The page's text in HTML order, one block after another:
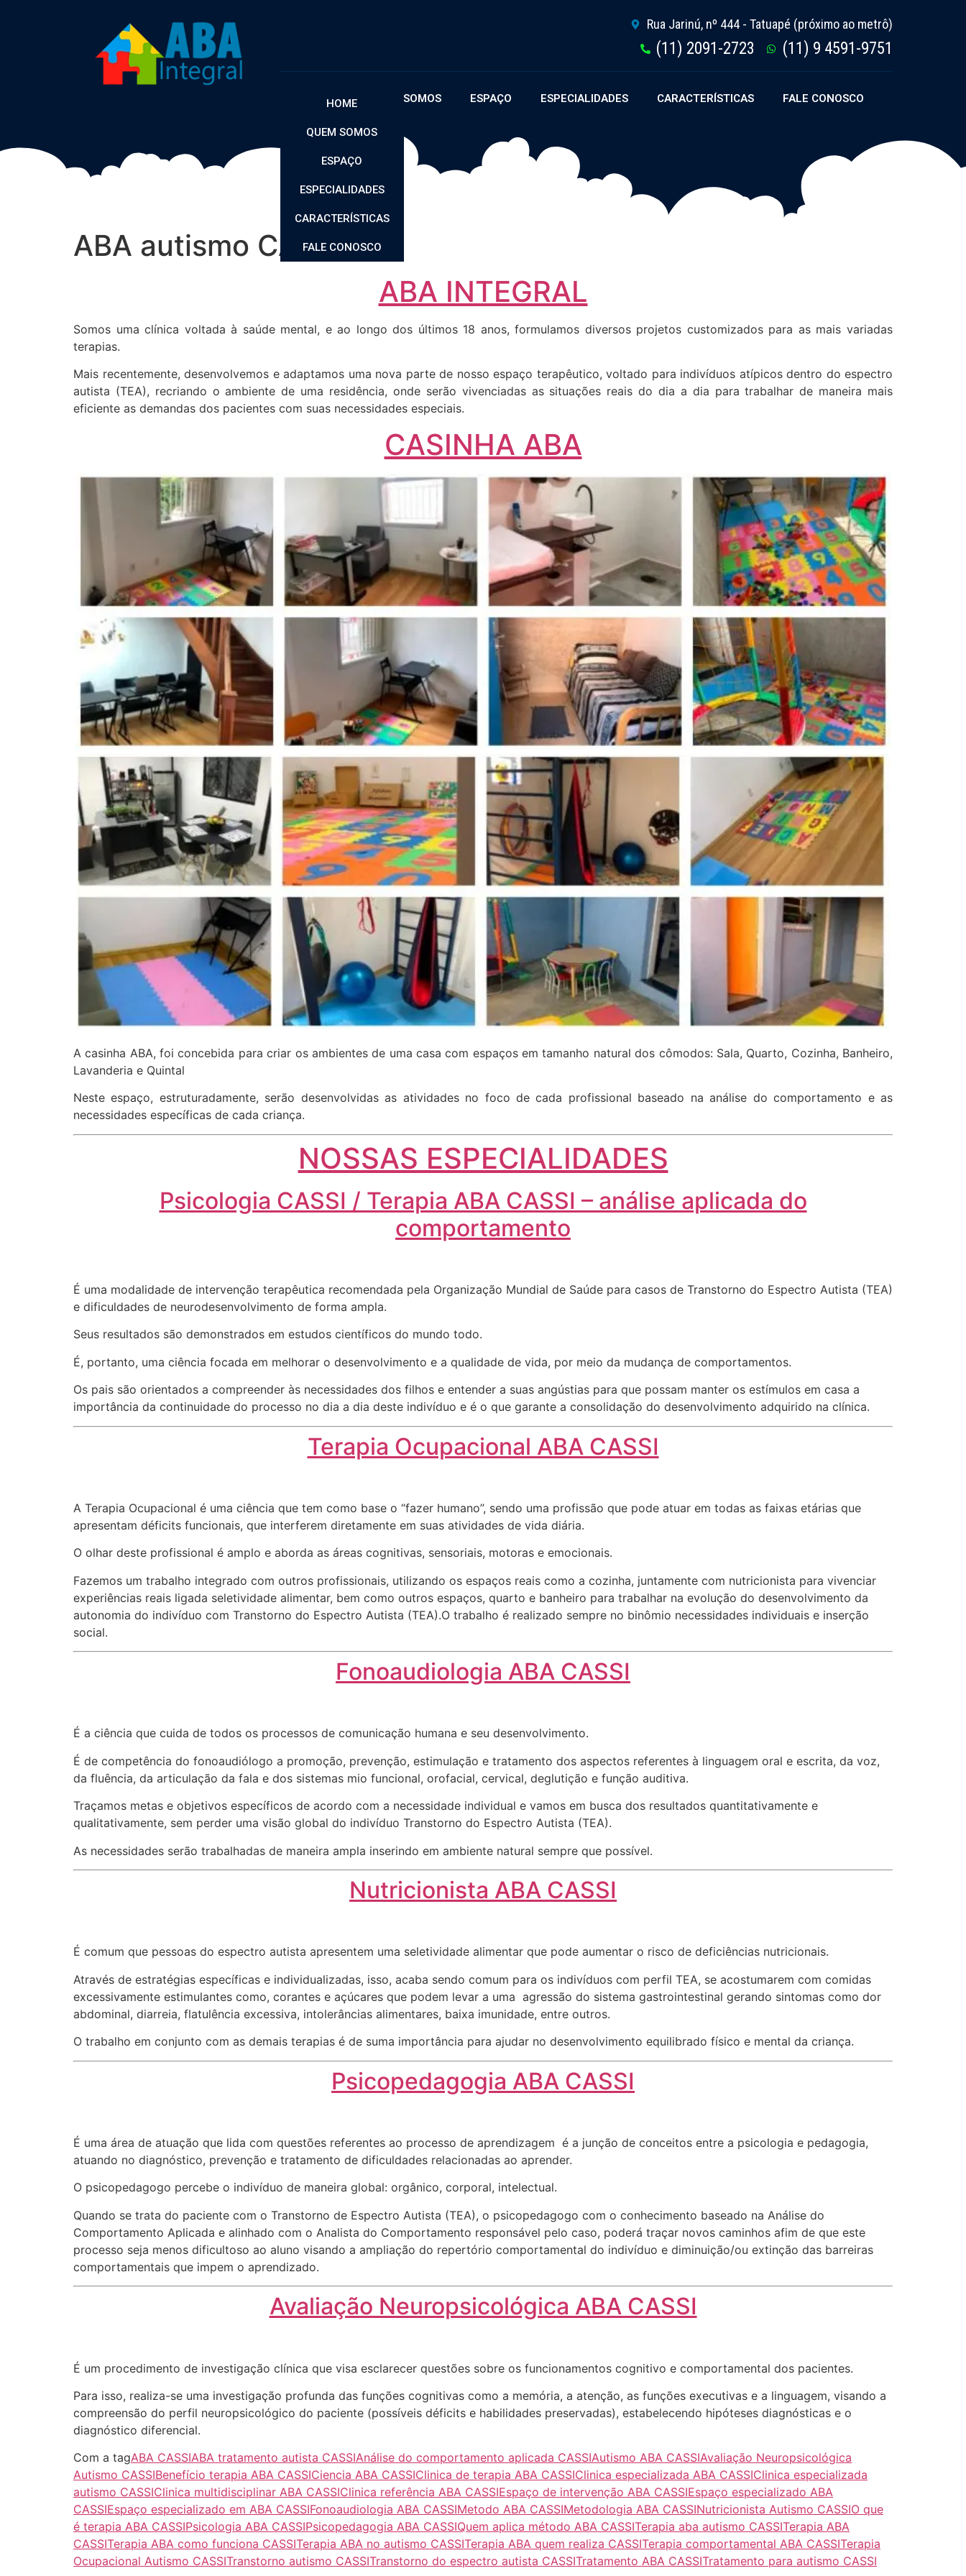
Rua Jarinú, nº 444 - Tatuapé (próximo ao metrô)
(11) 2091-2723 (11) 9 4591-9751
HOME QUEM SOMOS ESPAÇO ESPECIALIDADES CARACTERÍSTICAS FALE CONOSCO
HOME
QUEM SOMOS
ESPAÇO
ESPECIALIDADES
CARACTERÍSTICAS
FALE CONOSCO
ABA autismo CASSI
ABA INTEGRAL
Somos uma clínica voltada à saúde mental, e ao longo dos últimos 18 anos, formulamos diversos projetos customizados para as mais variadas
terapias.
Mais recentemente, desenvolvemos e adaptamos uma nova parte de nosso espaço terapêutico, voltado para indivíduos atípicos dentro do espectro
autista (TEA), recriando o ambiente de uma residência, onde serão vivenciadas as situações reais do dia a dia para trabalhar de maneira mais
eficiente as demandas dos pacientes com suas necessidades especiais.
CASINHA ABA
A casinha ABA, foi concebida para criar os ambientes de uma casa com espaços em tamanho natural dos cômodos: Sala, Quarto, Cozinha, Banheiro,
Lavanderia e Quintal
Neste espaço, estruturadamente, serão desenvolvidas as atividades no foco de cada profissional baseado na análise do comportamento e as
necessidades específicas de cada criança.
NOSSAS ESPECIALIDADES
Psicologia CASSI / Terapia ABA CASSI – análise aplicada do
comportamento
É uma modalidade de intervenção terapêutica recomendada pela Organização Mundial de Saúde para casos de Transtorno do Espectro Autista (TEA)
e dificuldades de neurodesenvolvimento de forma ampla.
Seus resultados são demonstrados em estudos científicos do mundo todo.
É, portanto, uma ciência focada em melhorar o desenvolvimento e a qualidade de vida, por meio da mudança de comportamentos.
Os pais são orientados a compreender às necessidades dos filhos e entender a suas angústias para que possam manter os estímulos em casa a
importância da continuidade do processo no dia a dia deste indivíduo e é o que garante a consolidação do desenvolvimento adquirido na clínica.
Terapia Ocupacional ABA CASSI
A Terapia Ocupacional é uma ciência que tem como base o “fazer humano”, sendo uma profissão que pode atuar em todas as faixas etárias que
apresentam déficits funcionais, que interferem diretamente em suas atividades de vida diária.
O olhar deste profissional é amplo e aborda as áreas cognitivas, sensoriais, motoras e emocionais.
Fazemos um trabalho integrado com outros profissionais, utilizando os espaços reais como a cozinha, juntamente com nutricionista para vivenciar
experiências reais ligada seletividade alimentar, bem como outros espaços, quarto e banheiro para trabalhar na evolução do desenvolvimento da
autonomia do indivíduo com Transtorno do Espectro Autista (TEA).O trabalho é realizado sempre no binômio necessidades individuais e inserção
social.
Fonoaudiologia ABA CASSI
É a ciência que cuida de todos os processos de comunicação humana e seu desenvolvimento.
É de competência do fonoaudiólogo a promoção, prevenção, estimulação e tratamento dos aspectos referentes à linguagem oral e escrita, da voz,
da fluência, da articulação da fala e dos sistemas mio funcional, orofacial, cervical, deglutição e função auditiva.
Traçamos metas e objetivos específicos de acordo com a necessidade individual e vamos em busca dos resultados quantitativamente e
qualitativamente, sem perder uma visão global do indivíduo Transtorno do Espectro Autista (TEA).
As necessidades serão trabalhadas de maneira ampla inserindo em ambiente natural sempre que possível.
Nutricionista ABA CASSI
É comum que pessoas do espectro autista apresentem uma seletividade alimentar que pode aumentar o risco de deficiências nutricionais.
Através de estratégias específicas e individualizadas, isso, acaba sendo comum para os indivíduos com perfil TEA, se acostumarem com comidas
excessivamente estimulantes como, corantes e açúcares que podem levar a uma agressão do sistema gastrointestinal gerando sintomas como dor
abdominal, diarreia, flatulência excessiva, intolerâncias alimentares, baixa imunidade, entre outros.
O trabalho em conjunto com as demais terapias é de suma importância para ajudar no desenvolvimento equilibrado físico e mental da criança.
Psicopedagogia ABA CASSI
É uma área de atuação que lida com questões referentes ao processo de aprendizagem é a junção de conceitos entre a psicologia e pedagogia,
atuando no diagnóstico, prevenção e tratamento de dificuldades relacionadas ao aprender.
O psicopedagogo percebe o indivíduo de maneira global: orgânico, corporal, intelectual.
Quando se trata do paciente com o Transtorno de Espectro Autista (TEA), o psicopedagogo com o conhecimento baseado na Análise do
Comportamento Aplicada e alinhado com o Analista do Comportamento responsável pelo caso, poderá traçar novos caminhos afim de que este
processo seja menos dificultoso ao aluno visando a ampliação do repertório comportamental do indivíduo e diminuição/ou extinção das barreiras
comportamentais que impem o aprendizado.
Avaliação Neuropsicológica ABA CASSI
É um procedimento de investigação clínica que visa esclarecer questões sobre os funcionamentos cognitivo e comportamental dos pacientes.
Para isso, realiza-se uma investigação profunda das funções cognitivas como a memória, a atenção, as funções executivas e a linguagem, visando a
compreensão do perfil neuropsicológico do paciente (possíveis déficits e habilidades preservadas), estabelecendo hipóteses diagnósticas e o
diagnóstico diferencial.
Com a tagABA CASSIABA tratamento autista CASSIAnálise do comportamento aplicada CASSIAutismo ABA CASSIAvaliação Neuropsicológica
Autismo CASSIBenefício terapia ABA CASSICiencia ABA CASSIClinica de terapia ABA CASSIClinica especializada ABA CASSIClinica especializada
autismo CASSIClinica multidisciplinar ABA CASSIClinica referência ABA CASSIEspaço de intervenção ABA CASSIEspaço especializado ABA
CASSIEspaço especializado em ABA CASSIFonoaudiologia ABA CASSIMetodo ABA CASSIMetodologia ABA CASSINutricionista Autismo CASSIO que
é terapia ABA CASSIPsicologia ABA CASSIPsicopedagogia ABA CASSIQuem aplica método ABA CASSITerapia aba autismo CASSITerapia ABA
CASSITerapia ABA como funciona CASSITerapia ABA no autismo CASSITerapia ABA quem realiza CASSITerapia comportamental ABA CASSITerapia
Ocupacional Autismo CASSITranstorno autismo CASSITranstorno do espectro autista CASSITratamento ABA CASSITratamento para autismo CASSI